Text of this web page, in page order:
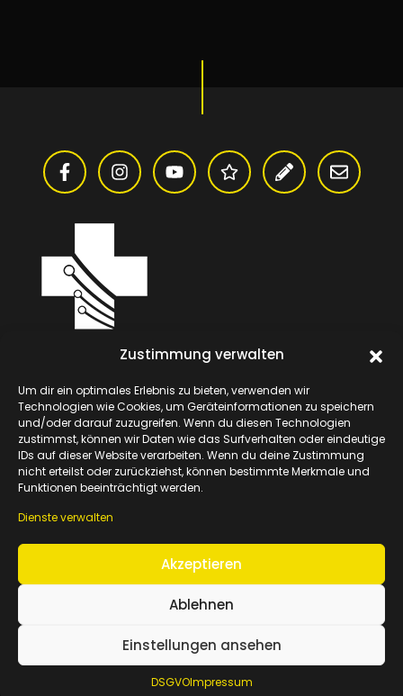
Zustimmung verwalten
Um dir ein optimales Erlebnis zu bieten, verwenden wir
Technologien wie Cookies, um Geräteinformationen zu speichern
und/oder darauf zuzugreifen. Wenn du diesen Technologien
zustimmst, können wir Daten wie das Surfverhalten oder eindeutige
IDs auf dieser Website verarbeiten. Wenn du deine Zustimmung
nicht erteilst oder zurückziehst, können bestimmte Merkmale und
Funktionen beeinträchtigt werden.
Dienste verwalten
Akzeptieren
Ablehnen
Einstellungen ansehen
DSGVOImpressum
Gesundheits-Portal GmbH
Impressum DSGVO